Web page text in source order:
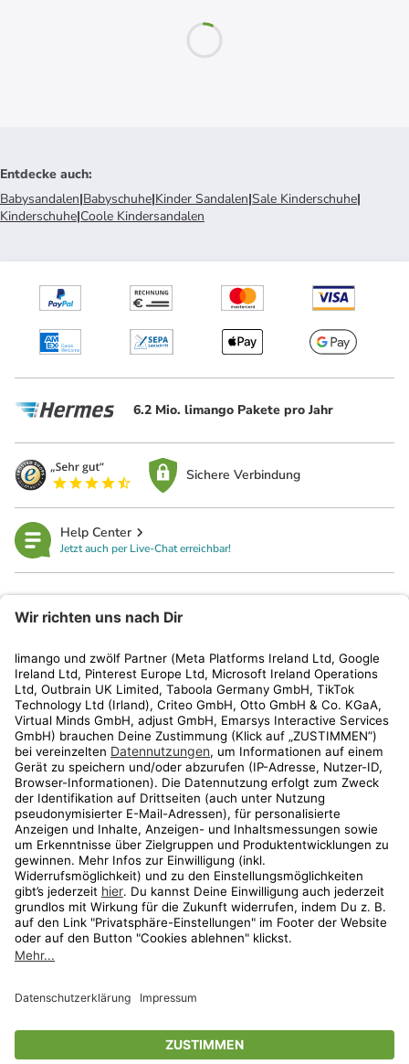
Entdecke auch:
Babysandalen|Babyschuhe|Kinder Sandalen|Sale Kinderschuhe|
Kinderschuhe|Coole Kindersandalen
6.2 Mio. limango Pakete pro Jahr
Sichere Verbindung
Help Center
Jetzt auch per Live-Chat erreichbar!
Kundenservice
Shop
Aktionen
Travel